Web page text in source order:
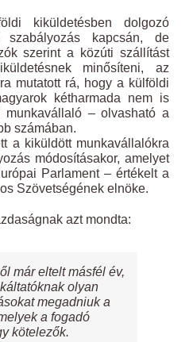
kiküldetésben dolgozó
szabályozás kapcsán, de
szerint a közúti szállítást
minősíteni, az
mutatott rá, hogy a külföldi
kétharmada nem is
munkavállaló – olvasható a
számában.
a kiküldött munkavállalókra
módosításakor, amelyet
Parlament – értékelt a
Szövetségének elnöke.
azt mondta:
már eltelt másfél év,
olyan
megadniuk a
a fogadó
kötelezők.